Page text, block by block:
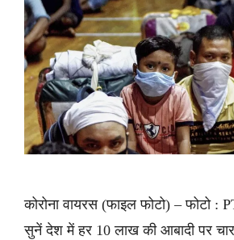
कोरोना वायरस (फाइल फोटो) – फोटो
सुनें देश में हर 10 लाख की आबादी पर चार